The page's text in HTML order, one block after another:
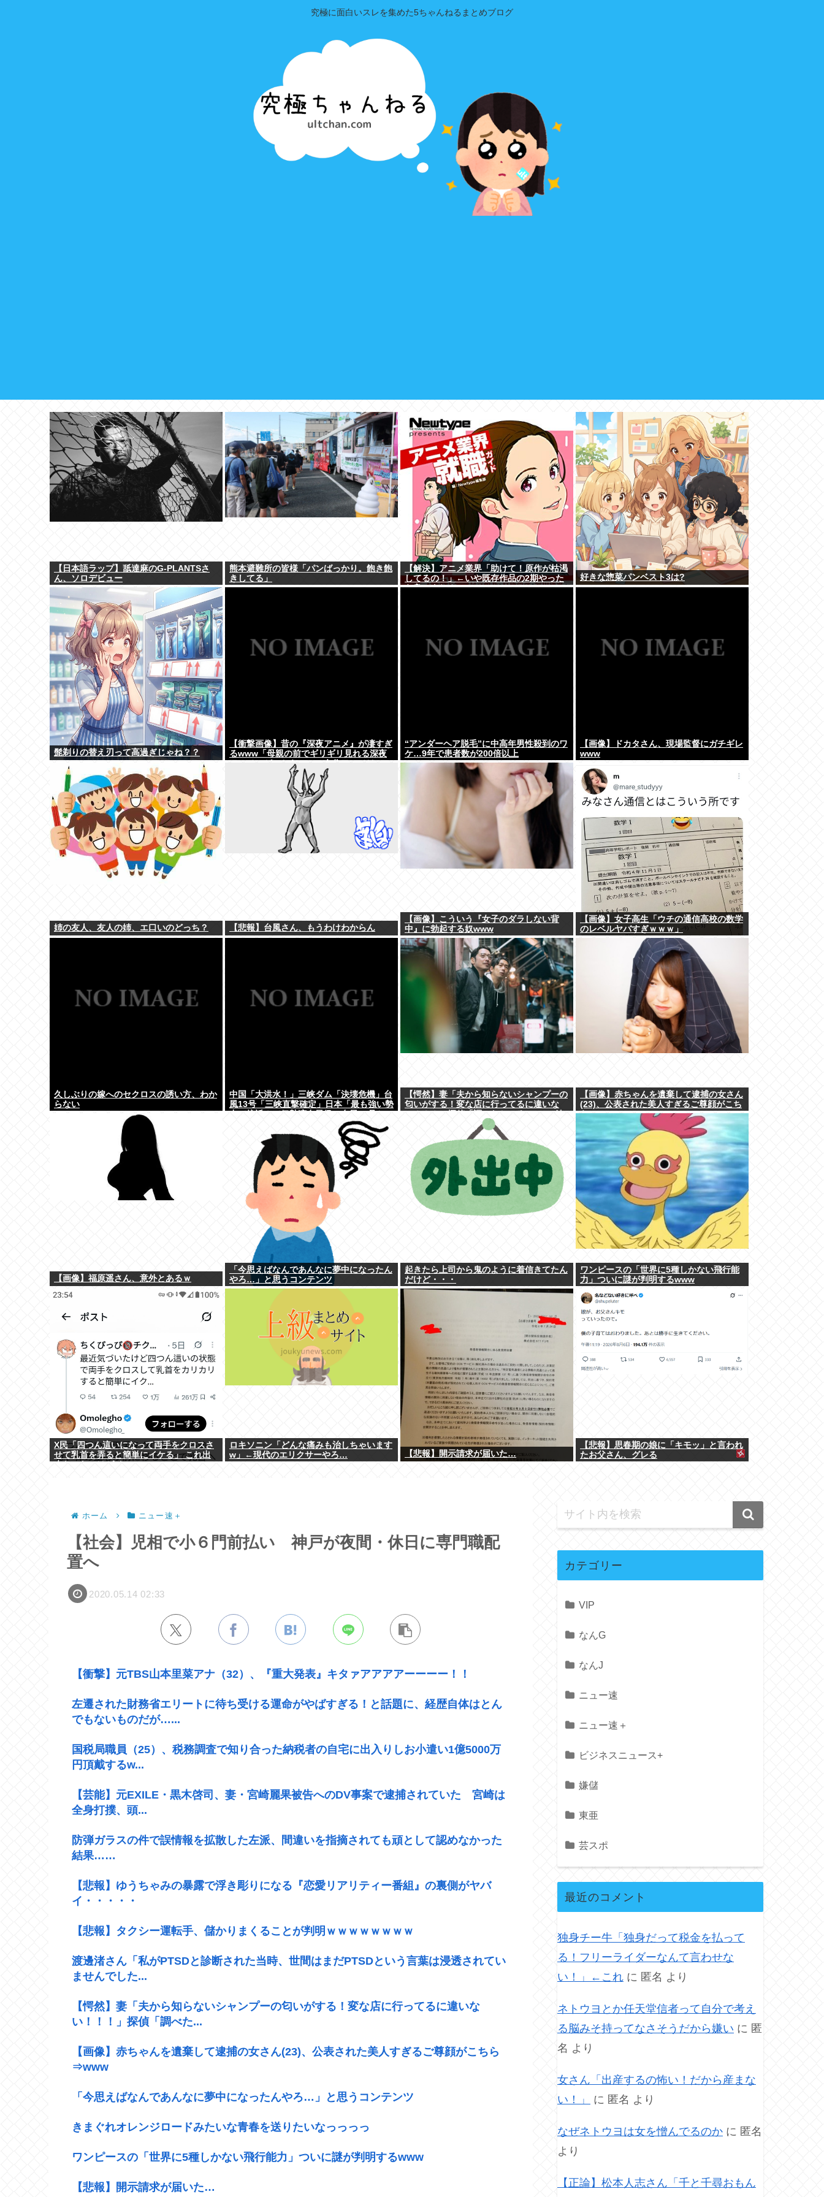
究極に面白いスレを集めた5ちゃんねるまとめブログ
【日本語ラップ】舐達麻のG-PLANTSさ
ん、ソロデビュー
熊本避難所の皆様「パンばっかり。飽き飽
きしてる」
【解決】アニメ業界「助けて！原作が枯渇
してるの！」←いや既存作品の2期やった
ら良いよね？
好きな惣菜パンベスト3は?
髭剃りの替え刃って高過ぎじゃね？？
【衝撃画像】昔の『深夜アニメ』が凄すぎ
るwww「母親の前でギリギリ見れる深夜
アニメ」がこちら…この名作アニメは…
“アンダーヘア脱毛”に中高年男性殺到のワ
ケ…9年で患者数が200倍以上
【画像】ドカタさん、現場監督にガチギレ
www
姉の友人、友人の姉、エ口いのどっち？ 【悲報】台風さん、もうわけわからん
【画像】こういう『女子のダラしない背
中』に勃起する奴www
【画像】女子高生「ウチの通信高校の数学
のレベルヤバすぎｗｗｗ」
久しぶりの嫁へのセクロスの誘い方、わか
らない
中国「大洪水！」三峡ダム「決壊危機」台
風13号「三峡直撃確定」日本「最も強い勢
15号「中国本土でぶつかり合う（前代未
【愕然】妻「夫から知らないシャンプーの
匂いがする！変な店に行ってるに違いな
【画像】赤ちゃんを遺棄して逮捕の女さん
(23)、公表された美人すぎるご尊顔がこち
ら⇒www
【画像】福原遥さん、意外とあるｗ
「今思えばなんであんなに夢中になったん
やろ…」と思うコンテンツ
起きたら上司から鬼のように着信きてたん
だけど・・・
ワンピースの「世界に5種しかない飛行能
力」ついに謎が判明するwww
X民「四つん這いになって両手をクロスさ
せて乳首を弄ると簡単にイケる」 これ出
ロキソニン「どんな痛みも治しちゃいます
w」←現代のエリクサーやろ…
【悲報】開示請求が届いた…
【悲報】思春期の娘に「キモッ」と言われ
たお父さん、グレる
ホーム ニュー速＋
【社会】児相で小６門前払い 神戸が夜間・休日に専門職配
置へ
2020.05.14 02:33
【衝撃】元TBS山本里菜アナ（32）、『重大発表』キタァアアアアーーーー！！
左遷された財務省エリートに待ち受ける運命がやばすぎる！と話題に、経歴自体はとん
でもないものだが…...
国税局職員（25）、税務調査で知り合った納税者の自宅に出入りしお小遣い1億5000万
円頂戴するw...
【芸能】元EXILE・黒木啓司、妻・宮崎麗果被告へのDV事案で逮捕されていた 宮崎は
全身打撲、頭...
防弾ガラスの件で誤情報を拡散した左派、間違いを指摘されても頑として認めなかった
結果……
【悲報】ゆうちゃみの暴露で浮き彫りになる『恋愛リアリティー番組』の裏側がヤバ
イ・・・・・
【悲報】タクシー運転手、儲かりまくることが判明ｗｗｗｗｗｗｗｗ
渡邊渚さん「私がPTSDと診断された当時、世間はまだPTSDという言葉は浸透されてい
ませんでした...
【愕然】妻「夫から知らないシャンプーの匂いがする！変な店に行ってるに違いな
い！！！」探偵「調べた...
【画像】赤ちゃんを遺棄して逮捕の女さん(23)、公表された美人すぎるご尊顔がこちら
⇒www
「今思えばなんであんなに夢中になったんやろ…」と思うコンテンツ
きまぐれオレンジロードみたいな青春を送りたいなっっっっ
ワンピースの「世界に5種しかない飛行能力」ついに謎が判明するwww
【悲報】開示請求が届いた…
カテゴリー
VIP
なんG
なんJ
ニュー速
ニュー速＋
ビジネスニュース+
嫌儲
東亜
芸スポ
最近のコメント
独身チー牛「独身だって税金を払って
る！フリーライダーなんて言わせな
い！」←これ に 匿名 より
ネトウヨとか任天堂信者って自分で考え
る脳みそ持ってなさそうだから嫌い に 匿
名 より
女さん「出産するの怖い！だから産まな
い！」
に 匿名 より
なぜネトウヨは女を憎んでるのか に 匿名
より
【正論】松本人志さん「千と千尋おもん